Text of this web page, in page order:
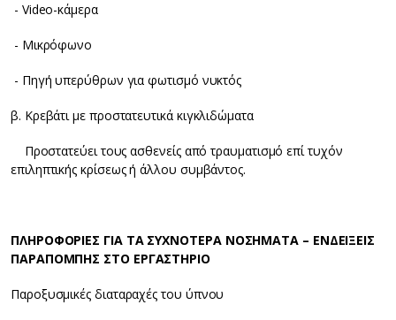
- Video-κάμερα
- Μικρόφωνο
- Πηγή υπερύθρων για φωτισμό νυκτός
β. Κρεβάτι με προστατευτικά κιγκλιδώματα
Προστατεύει τους ασθενείς από τραυματισμό επί τυχόν
επιληπτικής κρίσεως ή άλλου συμβάντος.
ΠΛΗΡΟΦΟΡΙΕΣ ΓΙΑ ΤΑ ΣΥΧΝΟΤΕΡΑ ΝΟΣΗΜΑΤΑ – ΕΝΔΕΙΞΕΙΣ
ΠΑΡΑΠΟΜΠΗΣ ΣΤΟ ΕΡΓΑΣΤΗΡΙΟ
Παροξυσμικές διαταραχές του ύπνου